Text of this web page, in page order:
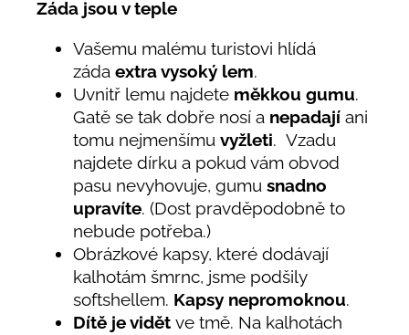
Záda jsou v teple
Vašemu malému turistovi hlídá
záda extra vysoký lem.
Uvnitř lemu najdete měkkou gumu.
Gatě se tak dobře nosí a nepadají ani
tomu nejmenšímu vyžleti. Vzadu
najdete dírku a pokud vám obvod
pasu nevyhovuje, gumu snadno
upravíte. (Dost pravděpodobně to
nebude potřeba.)
Obrázkové kapsy, které dodávají
kalhotám šmrnc, jsme podšily
softshellem. Kapsy nepromoknou.
Dítě je vidět ve tmě. Na kalhotách